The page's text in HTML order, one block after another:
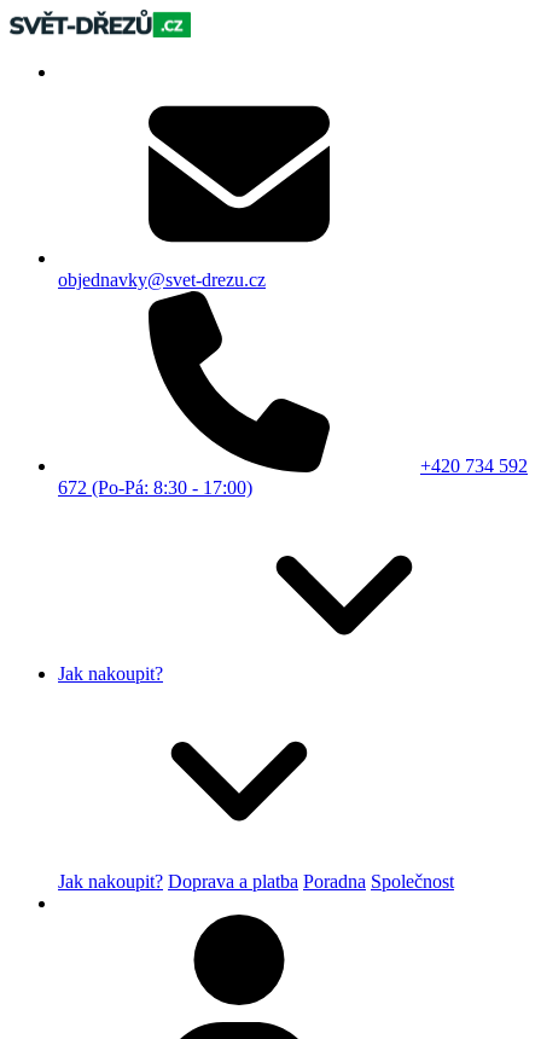
objednavky@svet-drezu.cz
+420 734 592
672 (Po-Pá: 8:30 - 17:00)
Jak nakoupit?
Jak nakoupit? Doprava a platba Poradna Společnost